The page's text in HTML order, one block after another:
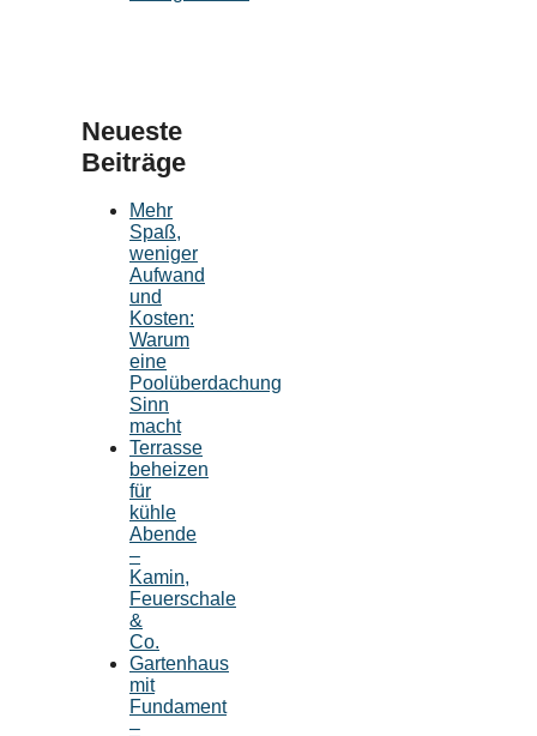
Neueste
Beiträge
Mehr
Spaß,
weniger
Aufwand
und
Kosten:
Warum
eine
Poolüberdachung
Sinn
macht
Terrasse
beheizen
für
kühle
Abende
–
Kamin,
Feuerschale
&
Co.
Gartenhaus
mit
Fundament
–